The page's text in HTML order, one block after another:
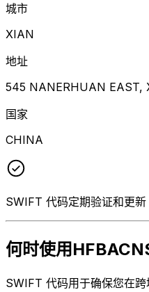
城市
XIAN
地址
545 NANERHUAN EAST,
国家
CHINA
SWIFT 代码定期验证和更新
何时使用
SWIFT 代码用于确保您在